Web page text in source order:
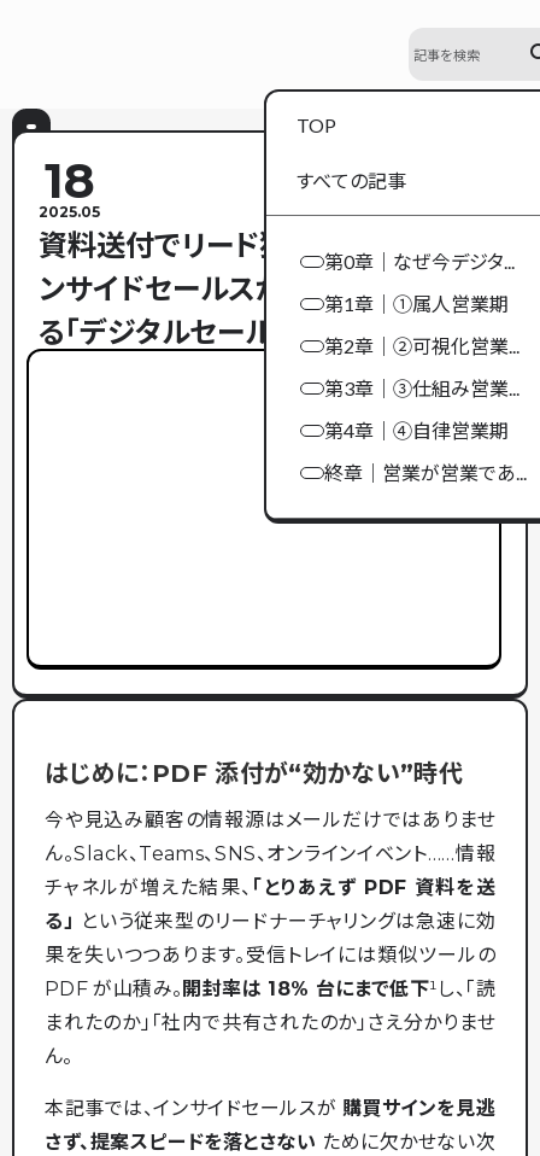
TOP
すべての記事
第0章｜なぜ今デジタ...
第1章｜①属人営業期
第2章｜②可視化営業...
第3章｜③仕組み営業...
第4章｜④自律営業期
終章｜営業が営業であ...
18
2025.05
資料送付でリード獲得はもう古い？――イ
ンサイドセールスが成果を倍増させ
る「デジタルセールスルーム」活用術
はじめに：PDF 添付が“効かない”時代
今や見込み顧客の情報源はメールだけではありませ
ん。Slack、Teams、SNS、オンラインイベント……情報
チャネルが増えた結果、 「とりあえず PDF 資料を送
る」 という従来型のリードナーチャリングは急速に効
果を失いつつあります。受信トレイには類似ツールの
PDF が山積み。 開封率は 18% 台にまで低下¹し、「読
まれたのか」「社内で共有されたのか」さえ分かりませ
ん。
本記事では、インサイドセールスが 購買サインを見逃
さず、提案スピードを落とさない ために欠かせない次